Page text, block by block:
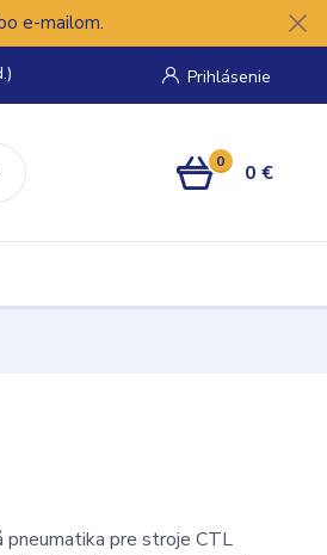
e-mailom.
Prihlásenie
0 0 €
pre stroje CTL